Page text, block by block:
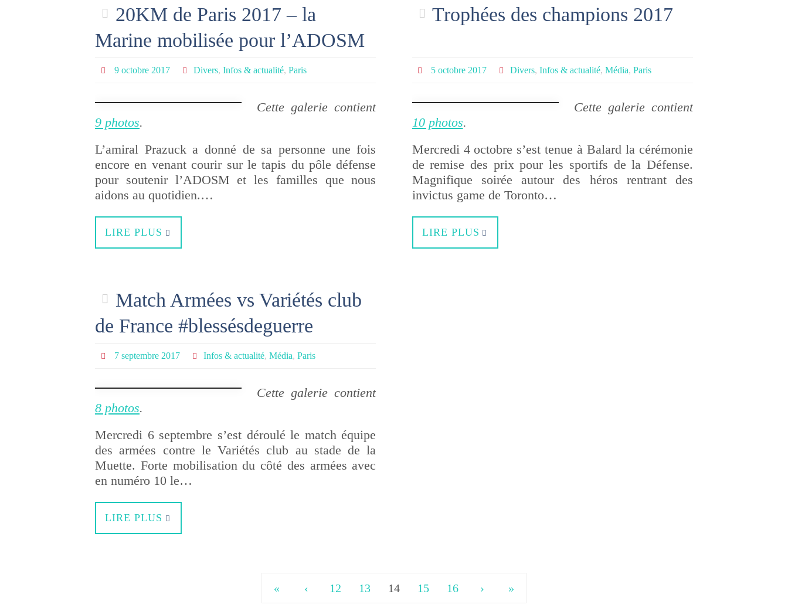
20KM de Paris 2017 – la
Marine mobilisée pour l’ADOSM
9 octobre 2017 Divers, Infos & actualité, Paris
Cette galerie contient
9 photos.
L’amiral Prazuck a donné de sa personne une fois
encore en venant courir sur le tapis du pôle défense
pour soutenir l’ADOSM et les familles que nous
aidons au quotidien.…
LIRE PLUS
Trophées des champions 2017
5 octobre 2017 Divers,Infos & actualité,Média,Paris
Cette galerie contient
10 photos.
Mercredi 4 octobre s’est tenue à Balard la cérémonie
de remise des prix pour les sportifs de la Défense.
Magnifique soirée autour des héros rentrant des
invictus game de Toronto…
LIRE PLUS
Match Armées vs Variétés club
de France #blessésdeguerre
7 septembre 2017 Infos & actualité, Média, Paris
Cette galerie contient
8 photos.
Mercredi 6 septembre s’est déroulé le match équipe
des armées contre le Variétés club au stade de la
Muette. Forte mobilisation du côté des armées avec
en numéro 10 le…
LIRE PLUS
« ‹ 12 13 14 15 16 › »